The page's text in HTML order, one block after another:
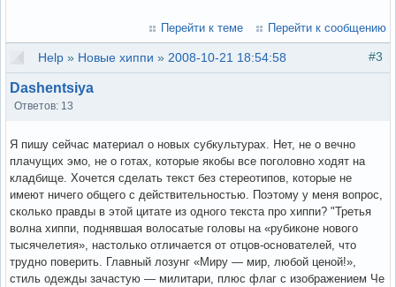
Перейти к теме Перейти к сообщению
#3
Help » Новые хиппи » 2008-10-21 18:54:58
Dashentsiya
Ответов: 13
Я пишу сейчас материал о новых субкультурах. Нет, не о вечно
плачущих эмо, не о готах, которые якобы все поголовно ходят на
кладбище. Хочется сделать текст без стереотипов, которые не
имеют ничего общего с действительностью. Поэтому у меня вопрос,
сколько правды в этой цитате из одного текста про хиппи? "Третья
волна хиппи, поднявшая волосатые головы на «рубиконе нового
тысячелетия», настолько отличается от отцов-основателей, что
трудно поверить. Главный лозунг «Миру — мир, любой ценой!»,
стиль одежды зачастую — милитари, плюс флаг с изображением Че